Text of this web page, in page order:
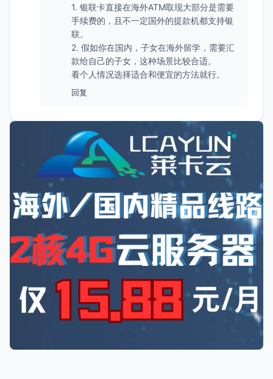
1. 银联卡直接在海外ATM取现大部分是需要
手续费的，且不一定国外的提款机都支持银
联。
2. 假如你在国内，子女在海外留学，需要汇
款给自己的子女，这种场景比较合适。
看个人情况选择适合和便宜的方法就行。
回复